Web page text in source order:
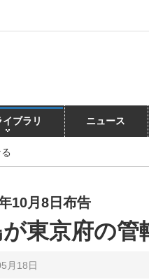
ブラリ ニュース
10月8日布告
東京府の管
月18日